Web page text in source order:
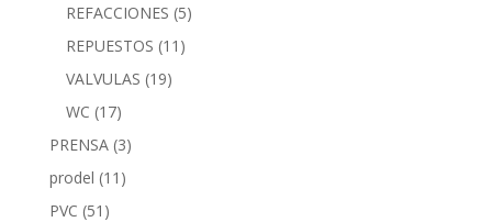
REFACCIONES (5)
REPUESTOS (11)
VALVULAS (19)
WC (17)
PRENSA (3)
prodel (11)
PVC (51)